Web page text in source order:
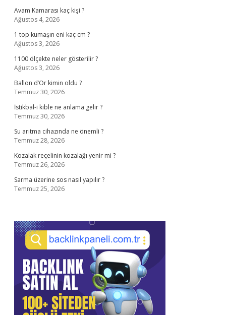
Avam Kamarası kaç kişi ?
Ağustos 4, 2026
1 top kumaşın eni kaç cm ?
Ağustos 3, 2026
1100 ölçekte neler gösterilir ?
Ağustos 3, 2026
Ballon d’Or kimin oldu ?
Temmuz 30, 2026
İstikbal-i kıble ne anlama gelir ?
Temmuz 30, 2026
Su arıtma cihazında ne önemli ?
Temmuz 28, 2026
Kozalak reçelinin kozalağı yenir mi ?
Temmuz 26, 2026
Sarma üzerine sos nasıl yapılır ?
Temmuz 25, 2026